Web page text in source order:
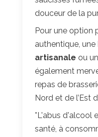
douceur de la
Pour une option
authentique, une
artisanale ou
également
repas de
Nord et de l’Est
*L'abus d'alcool
santé, à